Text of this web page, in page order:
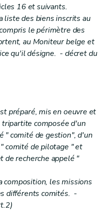
sur les bâtisses applicable aux zones protégéesde certaines communes en matière d'urbanisme
(...)
Règlement général sur les bâtisses relatif à l'accessibilité et à l'usage des espaces et bâtiments ou parties de bâtiments ouverts au public ou à usage collectif par les personnes à mobilité réduite
16 et suivants.
liste des biens inscrits au
le périmètre des
au Moniteur belge et
qu'il désigne. - décret du
préparé, mis en oeuvre et
composée d'un
" comité de gestion", d'un
comité de pilotage " et
de recherche appelé "
composition, les missions
différents comités. -